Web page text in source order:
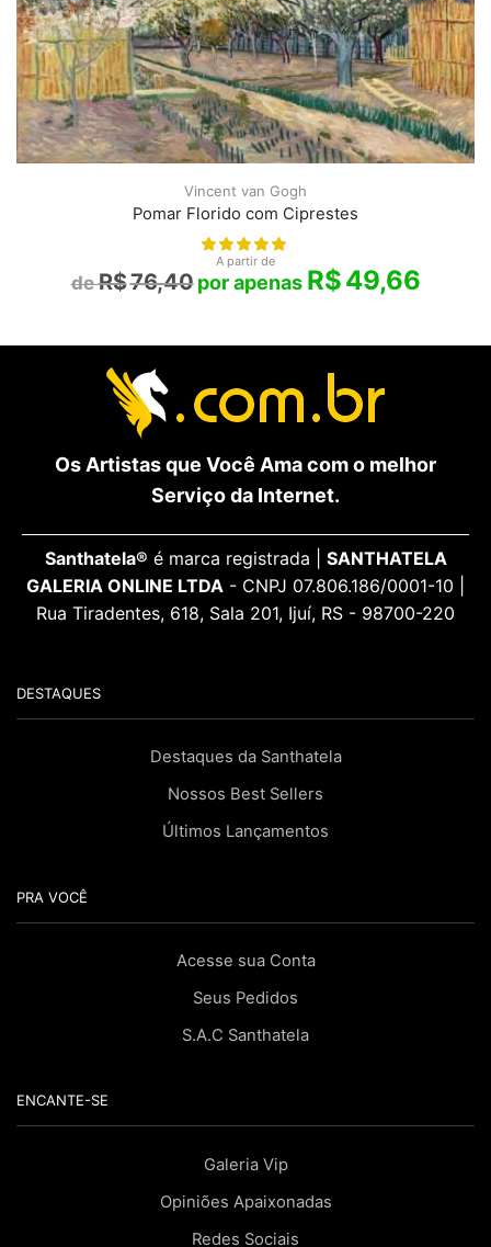
Vincent van Gogh
Pomar Florido com Ciprestes
A partir de
R$76,40 R$49,66
Os Artistas que Você Ama com o melhor
Serviço da Internet.
Santhatela® é marca registrada | SANTHATELA
GALERIA ONLINE LTDA - CNPJ 07.806.186/0001-10 |
Rua Tiradentes, 618, Sala 201, Ijuí, RS - 98700-220
DESTAQUES
Destaques da Santhatela
Nossos Best Sellers
Últimos Lançamentos
PRA VOCÊ
Acesse sua Conta
Seus Pedidos
S.A.C Santhatela
ENCANTE-SE
Galeria Vip
Opiniões Apaixonadas
Redes Sociais